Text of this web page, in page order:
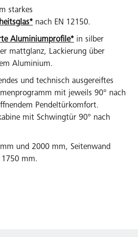
starkes
nach EN 12150.
Aluminiumprofile* in silber
mattglanz, Lackierung über
Aluminium.
und technisch ausgereiftes
mit jeweils 90° nach
Pendeltürkomfort.
mit Schwingtür 90° nach
und 2000 mm, Seitenwand
mm.
gängigen Duschwannen